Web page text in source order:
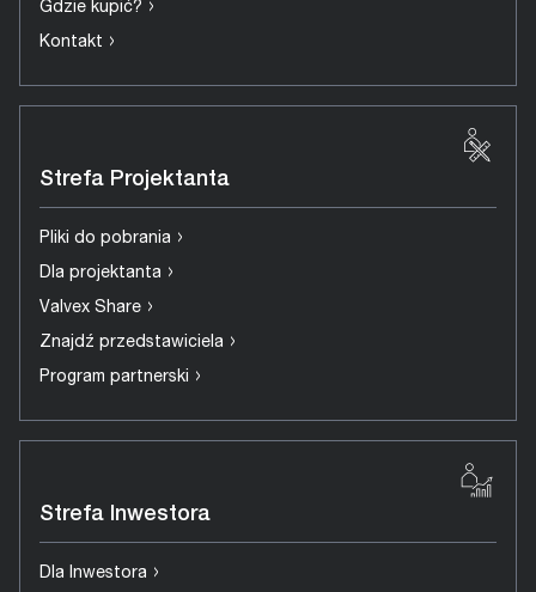
Gdzie kupić? ›
Kontakt ›
Strefa Projektanta
Pliki do pobrania ›
Dla projektanta ›
Valvex Share ›
Znajdź przedstawiciela ›
Program partnerski ›
Strefa Inwestora
Dla Inwestora ›